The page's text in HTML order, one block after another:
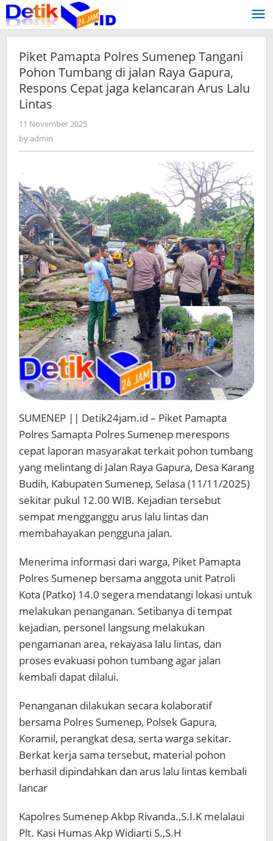
Skip
to
content
Piket Pamapta Polres Sumenep Tangani
Pohon Tumbang di jalan Raya Gapura,
Respons Cepat jaga kelancaran Arus Lalu
Lintas
11 November 2025
byadmin
SUMENEP || Detik24jam.id – Piket Pamapta
Polres Samapta Polres Sumenep merespons
cepat laporan masyarakat terkait pohon tumbang
yang melintang di Jalan Raya Gapura, Desa Karang
Budih, Kabupaten Sumenep, Selasa (11/11/2025)
sekitar pukul 12.00 WIB. Kejadian tersebut
sempat mengganggu arus lalu lintas dan
membahayakan pengguna jalan.
Menerima informasi dari warga, Piket Pamapta
Polres Sumenep bersama anggota unit Patroli
Kota (Patko) 14.0 segera mendatangi lokasi untuk
melakukan penanganan. Setibanya di tempat
kejadian, personel langsung melakukan
pengamanan area, rekayasa lalu lintas, dan
proses evakuasi pohon tumbang agar jalan
kembali dapat dilalui.
Penanganan dilakukan secara kolaboratif
bersama Polres Sumenep, Polsek Gapura,
Koramil, perangkat desa, serta warga sekitar.
Berkat kerja sama tersebut, material pohon
berhasil dipindahkan dan arus lalu lintas kembali
lancar
Kapolres Sumenep Akbp Rivanda.,S.I.K melalaui
Plt. Kasi Humas Akp Widiarti S.,S.H